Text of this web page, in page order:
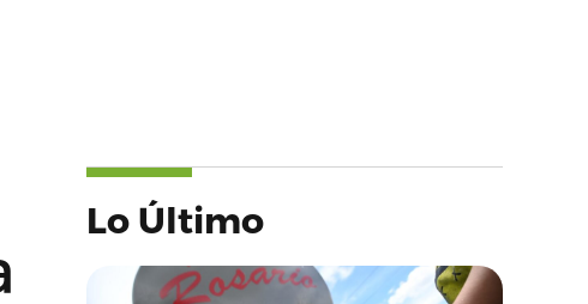
Lo Último